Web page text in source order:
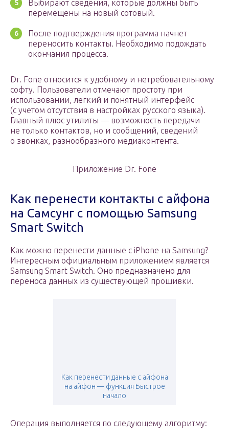
Выбирают сведения, которые должны быть
перемещены на новый сотовый.
После подтверждения программа начнет
переносить контакты. Необходимо подождать
окончания процесса.
Dr. Fone относится к удобному и нетребовательному
софту. Пользователи отмечают простоту при
использовании, легкий и понятный интерфейс
(с учетом отсутствия в настройках русского языка).
Главный плюс утилиты — возможность передачи
не только контактов, но и сообщений, сведений
о звонках, разнообразного медиаконтента.
Приложение Dr. Fone
Как перенести контакты с айфона
на Самсунг с помощью Samsung
Smart Switch
Как можно перенести данные с iPhone на Samsung?
Интересным официальным приложением является
Samsung Smart Switch. Оно предназначено для
переноса данных из существующей прошивки.
Как перенести данные с айфона
на айфон — функция Быстрое
начало
Операция выполняется по следующему алгоритму: